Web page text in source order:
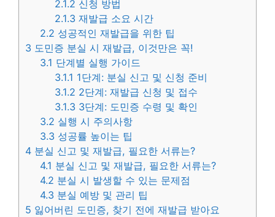
2.1.2 신청 방법
2.1.3 재발급 소요 시간
2.2 성공적인 재발급을 위한 팁
3 도민증 분실 시 재발급, 이것만은 꼭!
3.1 단계별 실행 가이드
3.1.1 1단계: 분실 신고 및 신청 준비
3.1.2 2단계: 재발급 신청 및 접수
3.1.3 3단계: 도민증 수령 및 확인
3.2 실행 시 주의사항
3.3 성공률 높이는 팁
4 분실 신고 및 재발급, 필요한 서류는?
4.1 분실 신고 및 재발급, 필요한 서류는?
4.2 분실 시 발생할 수 있는 문제점
4.3 분실 예방 및 관리 팁
5 잃어버린 도민증, 찾기 전에 재발급 받아요